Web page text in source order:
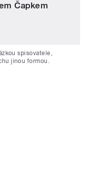
Čapkem
spisovatele,
jinou formou.